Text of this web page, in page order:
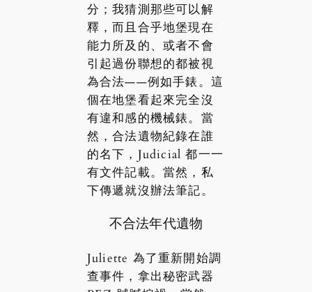
分；我猜測那些可以解
釋，而且合乎地堡現在
能力所及的、或者不會
引起過份聯想的都被視
為合法——例如手錶。這
個在地堡看起來完全沒
有違和感的機械錶。當
然，合法遺物紀錄在誰
的名下，Judicial 都一一
有文件記載。當然，私
下傳遞就沒辦法筆記。
不合法年代遺物
Juliette 為了重新開始調
查事件，拿出秘密武器